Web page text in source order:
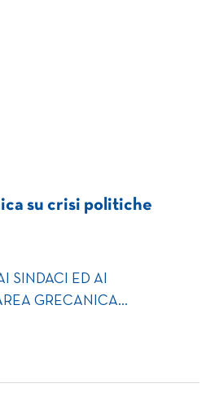
su crisi politiche
SINDACI ED AI
GRECANICA…